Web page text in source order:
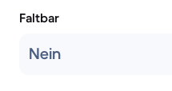
Faltbar
Nein